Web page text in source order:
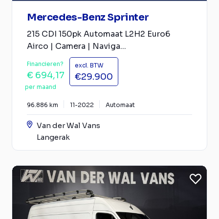
Mercedes-Benz Sprinter
215 CDI 150pk Automaat L2H2 Euro6
Airco | Camera | Naviga...
Financieren?
€ 694,17
per maand
excl. BTW
€29.900
96.886 km 11-2022 Automaat
Van der Wal Vans
Langerak